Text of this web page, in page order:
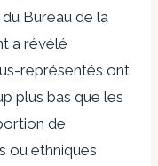
Bureau de la
a révélé
représentés ont
plus bas que les
de
ou ethniques